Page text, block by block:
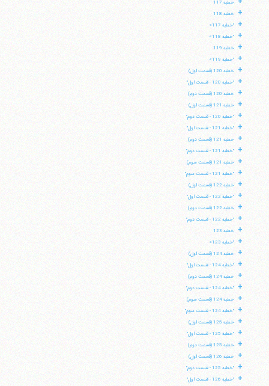
خطبه 117
+ خطبه 118
+ "خطبه 117»
+ "خطبه 118»
+ خطبه 119
+ "خطبه 119»
+ خطبه 120 (قسمت اول)
+ "خطبه 120 - قسمت اول"
+ خطبه 120 (قسمت دوم)
+ خطبه 121 (قسمت اول)
+ "خطبه 120 - قسمت دوم"
+ "خطبه 121 - قسمت اول"
+ خطبه 121 (قسمت دوم)
+ "خطبه 121 - قسمت دوم"
+ خطبه 121 (قسمت سوم)
+ "خطبه 121 - قسمت سوم"
+ خطبه 122 (قسمت اول)
+ "خطبه 122 - قسمت اول"
+ خطبه 122 (قسمت دوم)
+ "خطبه 122 - قسمت دوم"
+ خطبه 123
+ "خطبه 123»
+ خطبه 124 (قسمت اول)
+ "خطبه 124 - قسمت اول"
+ خطبه 124 (قسمت دوم)
+ "خطبه 124 - قسمت دوم"
+ خطبه 124 (قسمت سوم)
+ "خطبه 124 - قسمت سوم"
+ خطبه 125 (قسمت اول)
+ "خطبه 125 - قسمت اول"
+ خطبه 125 (قسمت دوم)
+ خطبه 126 (قسمت اول)
+ "خطبه 125 - قسمت دوم"
+ "خطبه 126 - قسمت اول"